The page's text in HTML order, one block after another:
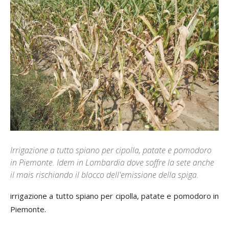
Irrigazione a tutto spiano per cipolla, patate e pomodoro
in Piemonte. Idem in Lombardia dove soffre la sete anche
il mais rischiando il blocco dell'emissione della spiga.
irrigazione a tutto spiano per cipolla, patate e pomodoro in
Piemonte.